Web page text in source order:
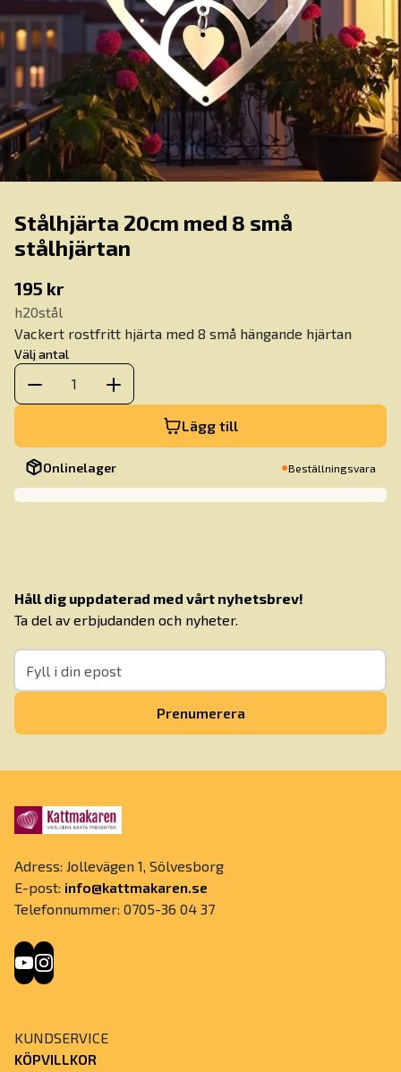
Stålhjärta 20cm med 8 små
stålhjärtan
195 kr
h20stål
Vackert rostfritt hjärta med 8 små hängande hjärtan
Välj antal
1
Lägg till
Onlinelager Beställningsvara
Håll dig uppdaterad med vårt nyhetsbrev!
Ta del av erbjudanden och nyheter.
Prenumerera
Adress: Jollevägen 1, Sölvesborg
E-post: info@kattmakaren.se
Telefonnummer: 0705-36 04 37
KUNDSERVICE
KÖPVILLKOR